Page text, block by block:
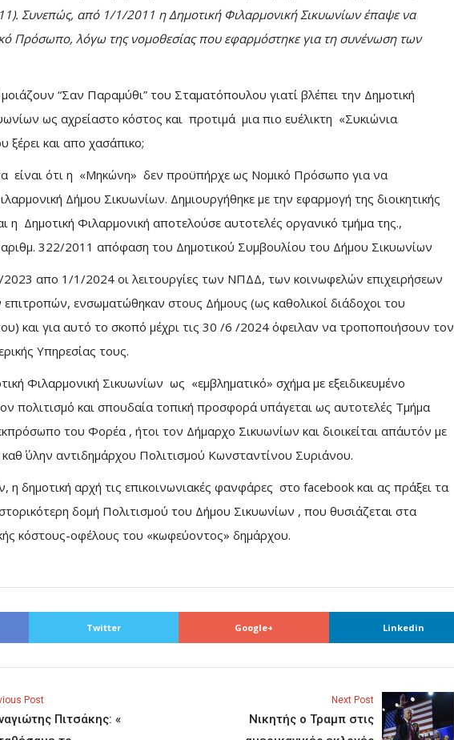
Συνεπώς, από 1/1/2011 η Δημοτική Φιλαρμονική Σικυωνίων έπαψε να
Πρόσωπο, λόγω της νομοθεσίας που εφαρμόστηκε για τη συνένωση των
“Σαν Παραμύθι” του Σταματόπουλου γιατί βλέπει την Δημοτική
ως αχρείαστο κόστος και προτιμά μια πιο ευέλικτη «Συκιώνια
ξέρει και απο χασάπικο;
είναι ότι η «Μηκώνη» δεν προϋπήρχε ως Νομικό Πρόσωπο για να
Δήμου Σικυωνίων. Δημιουργήθηκε με την εφαρμογή της διοικητικής
η Δημοτική Φιλαρμονική αποτελούσε αυτοτελές οργανικό τμήμα της.,
322/2011 απόφαση του Δημοτικού Συμβουλίου του Δήμου Σικυωνίων
απο 1/1/2024 οι λειτουργίες των ΝΠΔΔ, των κοινωφελών επιχειρήσεων
επιτροπών, ενσωματώθηκαν στους Δήμους (ως καθολικοί διάδοχοι του
και για αυτό το σκοπό μέχρι τις 30 /6 /2024 όφειλαν να τροποποιήσουν τον
Υπηρεσίας τους.
Φιλαρμονική Σικυωνίων ως «εμβληματικό» σχήμα με εξειδικευμένο
πολιτισμό και σπουδαία τοπική προσφορά υπάγεται ως αυτοτελές Τμήμα
του Φορέα , ήτοι τον Δήμαρχο Σικυωνίων και διοικείται απ΄αυτόν με
ύλην αντιδημάρχου Πολιτισμού Κωνσταντίνου Συριάνου.
η δημοτική αρχή τις επικοινωνιακές φανφάρες στο facebook και ας πράξει τα
δομή Πολιτισμού του Δήμου Σικυωνίων , που θυσιάζεται στα
κόστους-οφέλους του «κωφεύοντος» δημάρχου.
Twitter Google+ Linkedin
Post
Πιτσάκης: «
Next Post
Νικητής ο Τραμπ στις